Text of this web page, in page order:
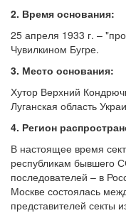
2. Время основания:
25 апреля 1933 г. –
Чувилкином Бугре.
3. Место основания:
Хутор Верхний
Луганская область
4. Регион
В настоящее время
республикам бывшего
последователей – в
Москве состоялась
представителей секты